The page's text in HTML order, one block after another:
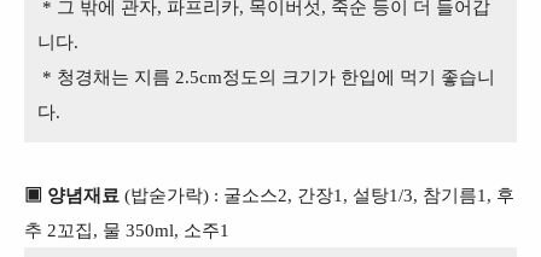
* 그 밖에 관자, 파프리카, 목이버섯, 죽순 등이 더 들어갑
니다.
* 청경채는 지름 2.5cm정도의 크기가 한입에 먹기 좋습니
다.
▣ 양념재료 (밥숟가락) : 굴소스2, 간장1, 설탕1/3, 참기름1, 후
추 2꼬집, 물 350ml, 소주1